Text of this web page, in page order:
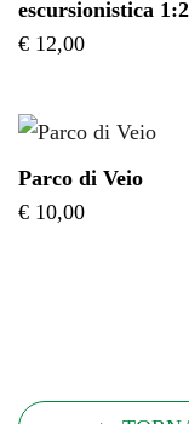
escursionistica
€ 12,00
Parco di Veio
€ 10,00